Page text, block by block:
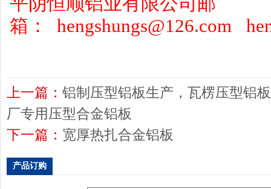
箱： hengshungs@126.com
上一篇： 铝制压型铝板生产，瓦楞压型铝
厂专用压型合金铝板
下一篇： 宽厚热扎合金铝板
产品订购